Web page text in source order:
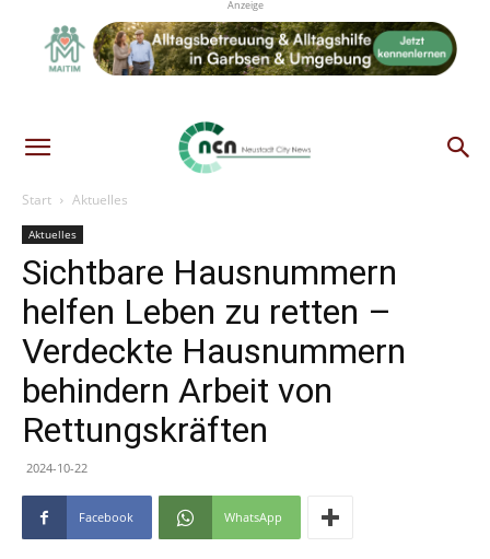
Anzeige
Start Aktuelles
Aktuelles
Sichtbare Hausnummern
helfen Leben zu retten –
Verdeckte Hausnummern
behindern Arbeit von
Rettungskräften
2024-10-22
Facebook WhatsApp